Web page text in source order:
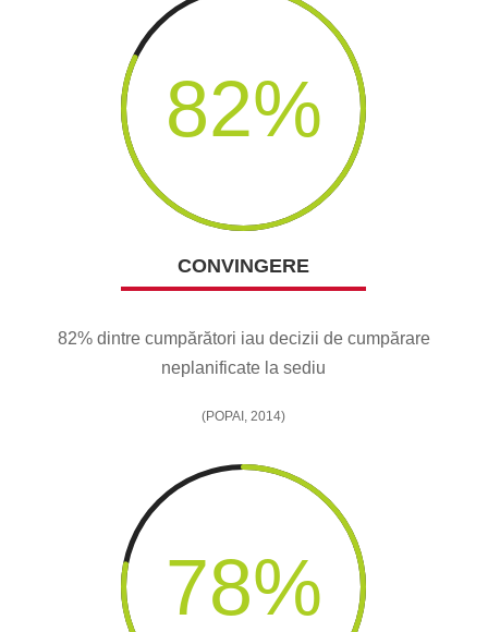
82%
CONVINGERE
82% dintre cumpărători iau decizii de cumpărare
neplanificate la sediu
(POPAI, 2014)
78%